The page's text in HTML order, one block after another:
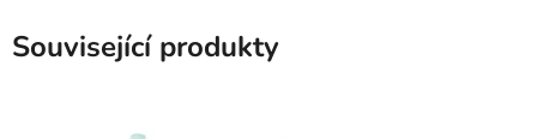
Související produkty